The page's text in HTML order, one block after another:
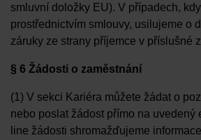
smluvní doložky EU). V případech,
prostřednictvím smlouvy, usilujeme o
záruky ze strany příjemce v příslušné
§ 6 Žádosti o zaměstnání
(1) V sekci Kariéra můžete žádat o
nebo poslat žádost přímo na uvedený
line žádosti shromažďujeme